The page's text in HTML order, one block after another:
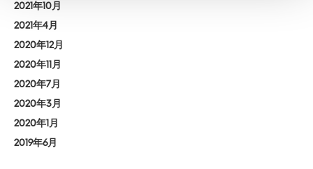
2021年10月
2021年4月
2020年12月
2020年11月
2020年7月
2020年3月
2020年1月
2019年6月